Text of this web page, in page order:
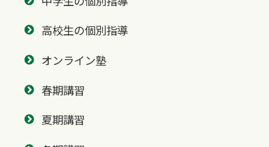
高校生の個別指導
オンライン塾
春期講習
夏期講習